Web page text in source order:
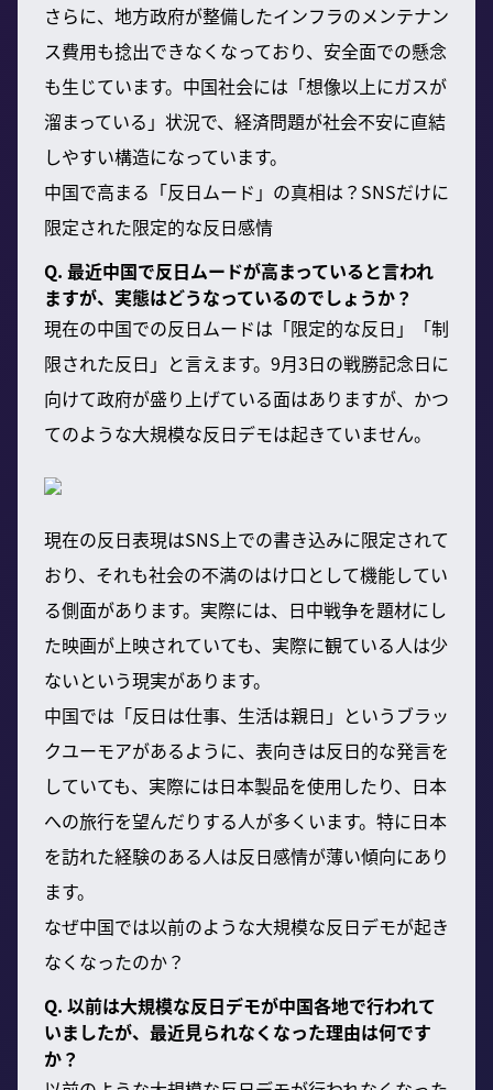
さらに、地方政府が整備したインフラのメンテナン
ス費用も捻出できなくなっており、安全面での懸念
も生じています。中国社会には「想像以上にガスが
溜まっている」状況で、経済問題が社会不安に直結
しやすい構造になっています。
中国で高まる「反日ムード」の真相は？SNSだけに
限定された限定的な反日感情
Q. 最近中国で反日ムードが高まっていると言われ
ますが、実態はどうなっているのでしょうか？
現在の中国での反日ムードは「限定的な反日」「制
限された反日」と言えます。9月3日の戦勝記念日に
向けて政府が盛り上げている面はありますが、かつ
てのような大規模な反日デモは起きていません。
現在の反日表現はSNS上での書き込みに限定されて
おり、それも社会の不満のはけ口として機能してい
る側面があります。実際には、日中戦争を題材にし
た映画が上映されていても、実際に観ている人は少
ないという現実があります。
中国では「反日は仕事、生活は親日」というブラッ
クユーモアがあるように、表向きは反日的な発言を
していても、実際には日本製品を使用したり、日本
への旅行を望んだりする人が多くいます。特に日本
を訪れた経験のある人は反日感情が薄い傾向にあり
ます。
なぜ中国では以前のような大規模な反日デモが起き
なくなったのか？
Q. 以前は大規模な反日デモが中国各地で行われて
いましたが、最近見られなくなった理由は何です
か？